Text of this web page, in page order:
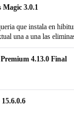
3.0.1
que instala en
una a una las
4.13.0 Final